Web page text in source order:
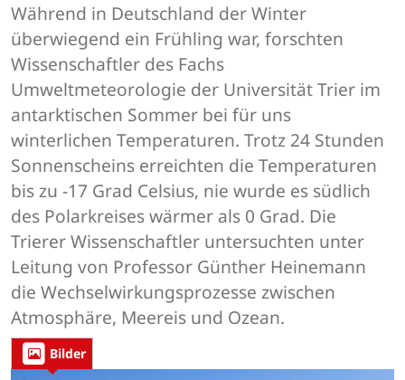
Während in Deutschland der Winter
überwiegend ein Frühling war, forschten
Wissenschaftler des Fachs
Umweltmeteorologie der Universität Trier im
antarktischen Sommer bei für uns
winterlichen Temperaturen. Trotz 24 Stunden
Sonnenscheins erreichten die Temperaturen
bis zu -17 Grad Celsius, nie wurde es südlich
des Polarkreises wärmer als 0 Grad. Die
Trierer Wissenschaftler untersuchten unter
Leitung von Professor Günther Heinemann
die Wechselwirkungsprozesse zwischen
Atmosphäre, Meereis und Ozean.
Bilder